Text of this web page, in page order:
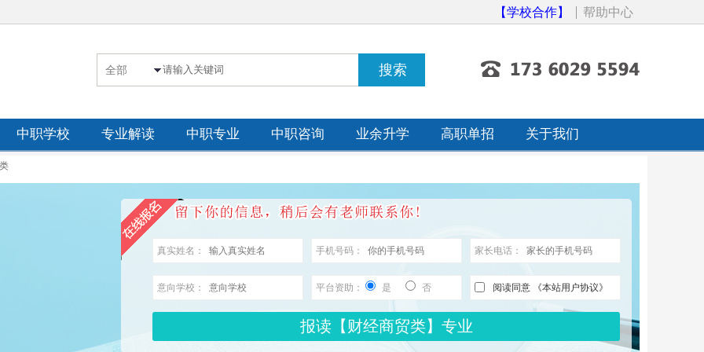
【学校合作】 帮助中心
中职学校 专业解读 中职专业 中职咨询 业余升学 高职单招 关于我们
真实姓名： 手机号码： 家长电话：
意向学校： 平台资助： 是 否 阅读同意 《本站用户协议》